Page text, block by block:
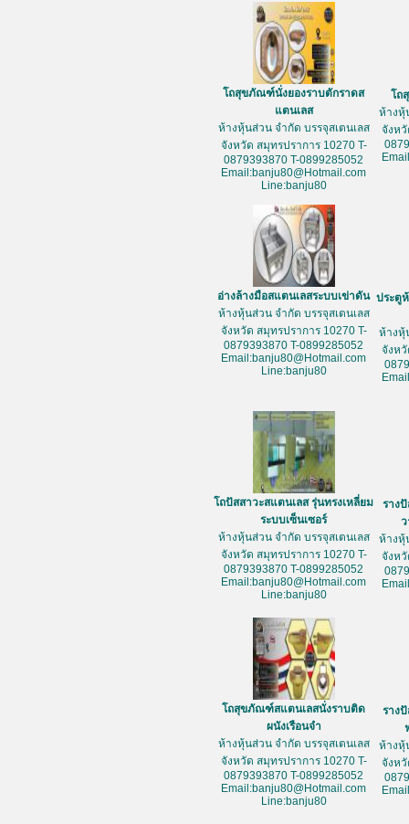
โถสุขภัณฑ์นั่งยองราบตักราดส
แตนเลส
ห้างหุ้นส่วน จำกัด บรรจุสเตนเลส
จังหวัด สมุทรปราการ 10270 T-
0879393870 T-0899285052
Email:banju80@Hotmail.com
Line:banju80
โถ
ห้างหุ้
จังห
อ่างล้างมือสแตนเลสระบบเข่าดัน
ห้างหุ้นส่วน จำกัด บรรจุสเตนเลส
จังหวัด สมุทรปราการ 10270 T-
0879393870 T-0899285052
Email:banju80@Hotmail.com
Line:banju80
ประตู
ห้างหุ้
จังห
โถปัสสาวะสแตนเลส รุ่นทรงเหลี่ยม
ระบบเซ็นเซอร์
ห้างหุ้นส่วน จำกัด บรรจุสเตนเลส
จังหวัด สมุทรปราการ 10270 T-
0879393870 T-0899285052
Email:banju80@Hotmail.com
Line:banju80
ราง
ห้างหุ้
จังห
โถสุขภัณฑ์สแตนเลสนั่งราบติด
ผนังเรือนจำ
ห้างหุ้นส่วน จำกัด บรรจุสเตนเลส
จังหวัด สมุทรปราการ 10270 T-
0879393870 T-0899285052
Email:banju80@Hotmail.com
Line:banju80
ราง
ห้างหุ้
จังห